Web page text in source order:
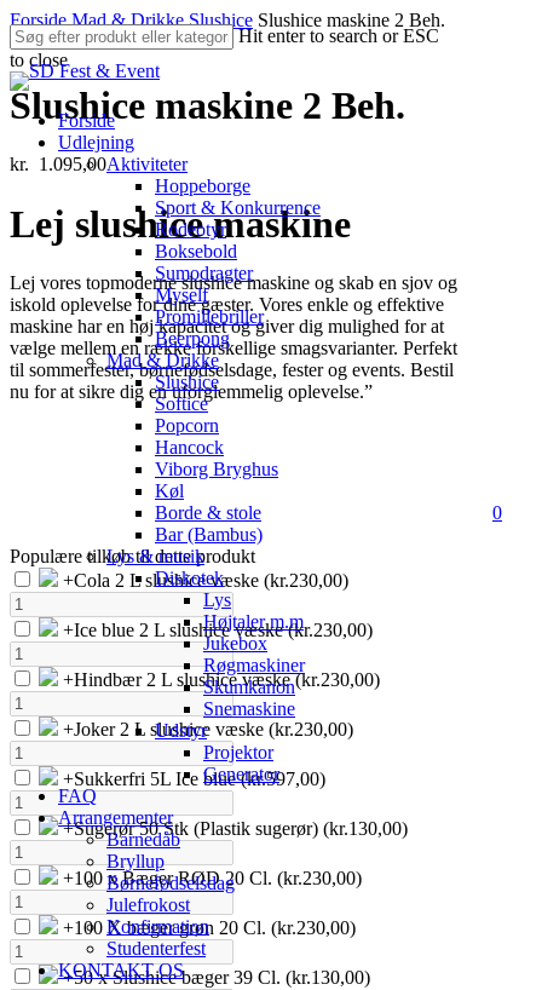
Skip
to
main
content
Hit enter to search or ESC
to close
Close
Search
search
0
Forside
Udlejning
Aktiviteter
Hoppeborge
Sport & Konkurrence
Rodeotyr
Boksebold
Sumodragter
Myself
Promillebriller
Beerpong
Mad & Drikke
Slushice
Softice
Popcorn
Hancock
Viborg Bryghus
Køl
Borde & stole
Bar (Bambus)
Lys & musik
Diskotek
Lys
Højtaler m.m
Jukebox
Røgmaskiner
Skumkanon
Snemaskine
Udstyr
Projektor
Generator
FAQ
Arrangementer
Barnedåb
Bryllup
Børnefødselsdag
Julefrokost
Konfirmation
Studenterfest
KONTAKT OS
Forside Mad & Drikke Slushice Slushice maskine 2 Beh.
Slushice maskine 2 Beh.
kr. 1.095,00
Lej slushice maskine
Lej vores topmoderne slushice maskine og skab en sjov og
iskold oplevelse for dine gæster. Vores enkle og effektive
maskine har en høj kapacitet og giver dig mulighed for at
vælge mellem en række forskellige smagsvarianter. Perfekt
til sommerfester, børnefødselsdage, fester og events. Bestil
nu for at sikre dig en uforglemmelig oplevelse.”
Populære tilkøb til dette produkt
+Cola 2 L slushice væske (kr.230,00)
+Ice blue 2 L slushice væske(kr.230,00)
+Hindbær 2 L slushice væske(kr.230,00)
+Joker 2 L slushice væske (kr.230,00)
+Sukkerfri 5L Ice blue(kr.597,00)
+Sugerør 50 Stk (Plastik sugerør) (kr.130,00)
+100 x Bæger RØD 20 Cl. (kr.230,00)
+100 X bæger grøn 20 Cl. (kr.230,00)
+50 x Slushice bæger 39 Cl. (kr.130,00)